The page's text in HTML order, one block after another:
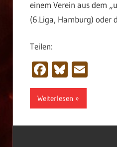
einem Verein aus dem
(6.Liga, Hamburg) oder
Teilen:
Facebook
Bluesky
Email
Weiterlesen